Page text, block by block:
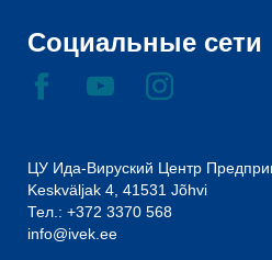
Социальные сети
ЦУ Ида-Вируский Центр
Keskväljak 4, 41531 Jõhvi
Тел.: +372 3370 568
info@ivek.ee